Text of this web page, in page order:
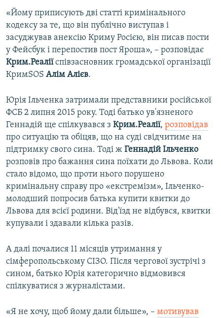
«Йому приписують дві статті кримінального
кодексу за те, що він публічно виступав і
засуджував анексію Криму Росією, він писав пости
у Фейсбук і перепостив пост Яроша», – розповідає
Крим.Реаліїспівзасновник громадської організації
КримSOS Алім Алієв.
Юрія Ільченка затримали представники російської
ФСБ 2 липня 2015 року. Тоді батько ув'язненого
Геннадій ще спілкувався з Крим.Реалії, розповідав
про ситуацію та обіцяв, що на суді свідчитиме на
підтримку свого сина. Тоді ж Геннадій Ільченко
розповів про бажання сина поїхати до Львова. Коли
стало відомо, що проти нього порушено
кримінальну справу про «екстремізм», Ільченко-
молодший попросив батька купити квитки до
Львова для всієї родини. Від'їзд не відбувся, квитки
купували і здавали кілька разів.
А далі почалися 11 місяців утримання у
сімферопольському СІЗО. Після чергової зустрічі з
сином, батько Юрія категорично відмовився
спілкуватися з журналістами.
«Я не хочу, щоб йому дали більше», – мотивував